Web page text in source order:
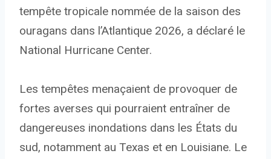
tempête tropicale nommée de la saison des
ouragans dans l’Atlantique 2026, a déclaré le
National Hurricane Center.
Les tempêtes menaçaient de provoquer de
fortes averses qui pourraient entraîner de
dangereuses inondations dans les États du
sud, notamment au Texas et en Louisiane. Le